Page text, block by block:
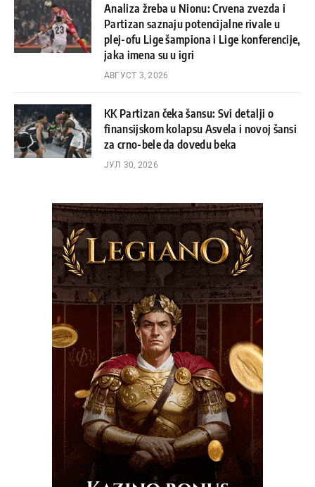
Analiza žreba u Nionu: Crvena zvezda i
Partizan saznaju potencijalne rivale u
plej-ofu Lige šampiona i Lige konferencije,
jaka imena su u igri
АВГУСТ 3, 2026
KK Partizan čeka šansu: Svi detalji o
finansijskom kolapsu Asvela i novoj šansi
za crno-bele da dovedu beka
ЈУЛ 30, 2026